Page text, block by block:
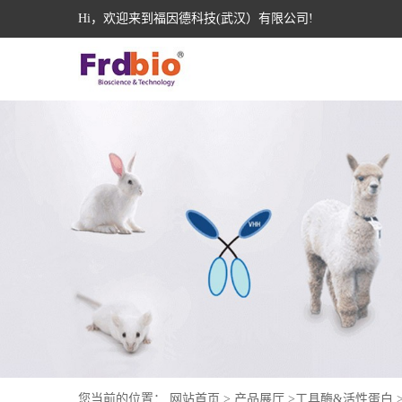
Hi，欢迎来到福因德科技(武汉）有限公司!
您当前的位置： 网站首页 > 产品展厅 >工具酶&活性蛋白